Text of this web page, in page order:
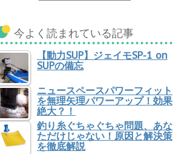
今よく読まれている記事
【動力SUP】ジェイモSP-1 on
SUPの備忘
ニュースペースパワーフィット
を無理矢理パワーアップ！効果
絶大？！
釣り糸ぐちゃぐちゃ問題、あな
ただけじゃない！原因と解決策
を徹底解説